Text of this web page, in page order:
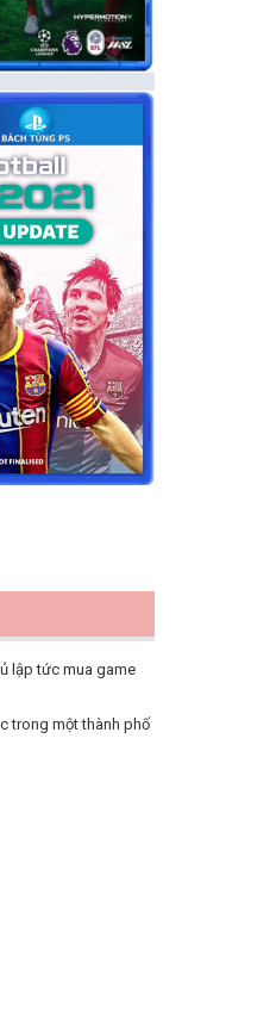
lập tức mua game
trong một thành phố